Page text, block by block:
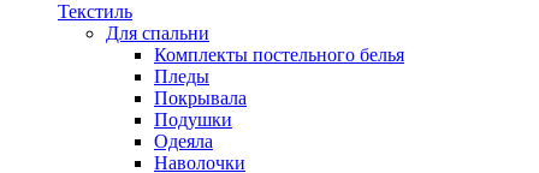
Текстиль
Для спальни
Комплекты постельного белья
Пледы
Покрывала
Подушки
Одеяла
Наволочки